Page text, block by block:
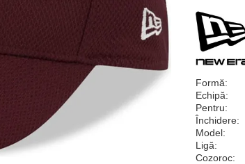
Formă:
Echipă:
Pentru:
Închidere:
Model:
Ligă:
Cozoroc: